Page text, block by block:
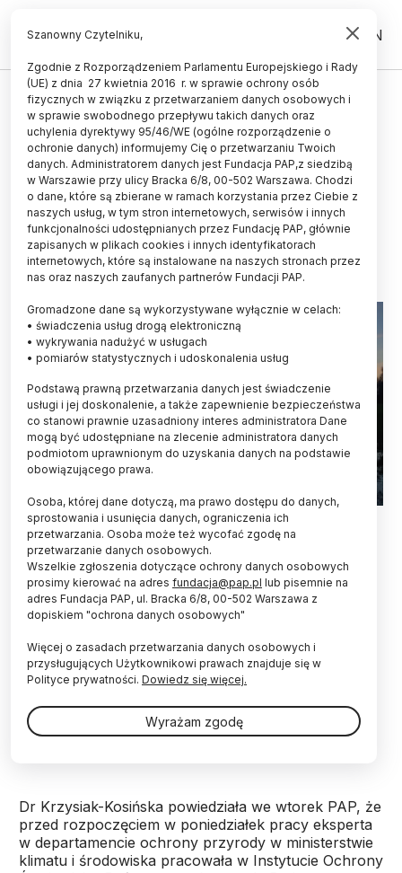
PL EN
ŻYCIE
MKiŚ: dr Renata Krzyściak-
Kosińska koordynatorką ds.
współpracy z UNESCO ws. Puszczy
Białowieskiej
17.04.2024
aktualizacja: 17.04.2024
3 minuty czytania
Puszcza Białowieska. PAP/Michał Zieliński 26.12.2017
Dr Renata Krzyściak-Kosińska została
koordynatorką ds. współpracy z UNESCO w
sprawach dotyczących Puszczy Białowieskiej -
poinformowało we wtorek PAP biuro prasowe
ministerstwa klimatu i środowiska.
Biolog dr Krzyściak-Kosińska została wybrana w
obiektem światowego dziedzictwa Białowieża Forest.
Konkurs w ostatnich miesiącach przeprowadziło
Dr Krzysiak-Kosińska powiedziała we wtorek PAP, że
przed rozpoczęciem w poniedziałek pracy eksperta
w departamencie ochrony przyrody w ministerstwie
klimatu i środowiska pracowała w Instytucie Ochrony
Szanowny Czytelniku,
Zgodnie z Rozporządzeniem Parlamentu Europejskiego i Rady
(UE) z dnia 27 kwietnia 2016 r. w sprawie ochrony osób
fizycznych w związku z przetwarzaniem danych osobowych i
w sprawie swobodnego przepływu takich danych oraz
uchylenia dyrektywy 95/46/WE (ogólne rozporządzenie o
ochronie danych) informujemy Cię o przetwarzaniu Twoich
danych. Administratorem danych jest Fundacja PAP,z siedzibą
w Warszawie przy ulicy Bracka 6/8, 00-502 Warszawa. Chodzi
o dane, które są zbierane w ramach korzystania przez Ciebie z
naszych usług, w tym stron internetowych, serwisów i innych
funkcjonalności udostępnianych przez Fundację PAP, głównie
zapisanych w plikach cookies i innych identyfikatorach
internetowych, które są instalowane na naszych stronach przez
nas oraz naszych zaufanych partnerów Fundacji PAP.
Gromadzone dane są wykorzystywane wyłącznie w celach:
• świadczenia usług drogą elektroniczną
• wykrywania nadużyć w usługach
• pomiarów statystycznych i udoskonalenia usług
Podstawą prawną przetwarzania danych jest świadczenie
usługi i jej doskonalenie, a także zapewnienie bezpieczeństwa
co stanowi prawnie uzasadniony interes administratora Dane
mogą być udostępniane na zlecenie administratora danych
podmiotom uprawnionym do uzyskania danych na podstawie
obowiązującego prawa.
Osoba, której dane dotyczą, ma prawo dostępu do danych,
sprostowania i usunięcia danych, ograniczenia ich
przetwarzania. Osoba może też wycofać zgodę na
przetwarzanie danych osobowych.
Wszelkie zgłoszenia dotyczące ochrony danych osobowych
prosimy kierować na adres fundacja@pap.pl lub pisemnie na
adres Fundacja PAP, ul. Bracka 6/8, 00-502 Warszawa z
dopiskiem "ochrona danych osobowych"
Więcej o zasadach przetwarzania danych osobowych i
przysługujących Użytkownikowi prawach znajduje się w
Polityce prywatności. Dowiedz się więcej.
Wyrażam zgodę